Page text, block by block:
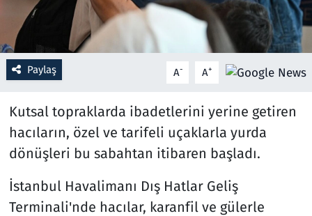
Paylaş A- A+
Kutsal topraklarda ibadetlerini yerine getiren
hacıların, özel ve tarifeli uçaklarla yurda
dönüşleri bu sabahtan itibaren başladı.
İstanbul Havalimanı Dış Hatlar Geliş
Terminali'nde hacılar, karanfil ve gülerle
Sağlık
Savunma Sanayi
Spor
Teknoloji ve Bilim
Televizyon